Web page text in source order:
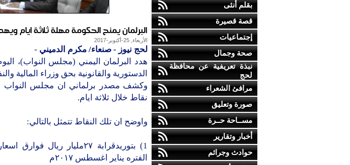
بقلم أنثى
قصة قصيرة
إجتماعيات
صحة وجمال
نبذة تعريفية عن محافظة
لحج
مرافئ الشعراء
صورة وتعليق
مســاحة حــرة
أخبار وتقارير
حوادث وجرائم
البرلمان يمنح الحكومة مهلة ثلاثة ايام
الأربعاء, 25-أكتوبر-2017
لحج نيوز - صنعاء/ مكرم الدميني -
الدستورية والقانونية بحق وزراء المالية
وكشف مصدر برلماني ان مجلس النواب
نقاط خلال ثلاثة ايام.
واوضح ان تلك النقاط تتمثل بالتالي:
1) بتوريدقرابة ٢٧مليار
الفتره يناير اغسطس ٢٠١٧م